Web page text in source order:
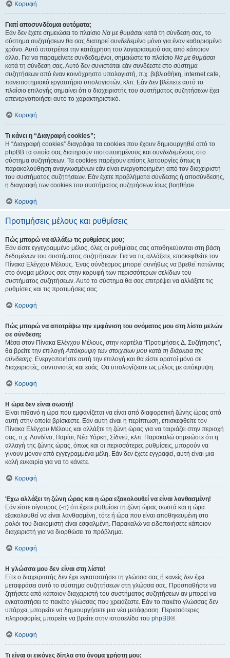
Κορυφή
Γιατί αποσυνδέομαι αυτόματα;
Εάν δεν έχετε σημειώσει το πλαίσιο Να με θυμάσαι κατά τη σύνδεση σας, το
σύστημα συζητήσεων θα σας διατηρεί συνδεδεμένο μόνο για έναν καθορισμένο
χρόνο. Αυτό αποτρέπει την κατάχρηση του λογαριασμού σας από κάποιον
άλλο. Για να παραμείνετε συνδεδεμένοι, σημειώστε το πλαίσιο Να με θυμάσαι
κατά τη σύνδεση σας. Αυτό δεν συνιστάται εάν συνδέεστε στο σύστημα
συζητήσεων από έναν κοινόχρηστο υπολογιστή, π.χ. βιβλιοθήκη, internet cafe,
πανεπιστημιακό εργαστήριο υπολογιστών, κλπ. Εάν δεν βλέπετε αυτό το
πλαίσιο επιλογής σημαίνει ότι ο διαχειριστής του συστήματος συζητήσεων έχει
απενεργοποιήσει αυτό το χαρακτηριστικό.
Κορυφή
Τι κάνει η “Διαγραφή cookies”;
Η “Διαγραφή cookies” διαγράφει τα cookies που έχουν δημιουργηθεί από το
phpBB τα οποία σας διατηρούν πιστοποιημένους και συνδεδεμένους στο
σύστημα συζητήσεων. Τα cookies παρέχουν επίσης λειτουργίες όπως η
παρακολούθηση αναγνωσμένων εάν είναι ενεργοποιημένη από τον διαχειριστή
του συστήματος συζητήσεων. Εάν έχετε προβλήματα σύνδεσης ή αποσύνδεσης,
η διαγραφή των cookies του συστήματος συζητήσεων ίσως βοηθήσει.
Κορυφή
Προτιμήσεις μέλους και ρυθμίσεις
Πώς μπορώ να αλλάξω τις ρυθμίσεις μου;
Εάν είστε εγγεγραμμένο μέλος, όλες οι ρυθμίσεις σας αποθηκεύονται στη βάση
δεδομένων του συστήματος συζητήσεων. Για να τις αλλάξετε, επισκεφθείτε τον
Πίνακα Ελέγχου Μέλους. Ένας σύνδεσμος μπορεί συνήθως να βρεθεί πατώντας
στο όνομα μέλους σας στην κορυφή των περισσότερων σελίδων του
συστήματος συζητήσεων. Αυτό το σύστημα θα σας επιτρέψει να αλλάξετε τις
ρυθμίσεις και τις προτιμήσεις σας.
Κορυφή
Πώς μπορώ να αποτρέψω την εμφάνιση του ονόματος μου στη λίστα μελών
σε σύνδεση;
Μέσα στον Πίνακα Ελέγχου Μέλους, στην καρτέλα “Προτιμήσεις Δ. Συζήτησης”,
θα βρείτε την επιλογήΑπόκρυψη των στοιχείων μου κατά τη διάρκεια της
σύνδεσης. Ενεργοποιήστε αυτή την επιλογή και θα είστε ορατοί μόνο σε
διαχειριστές, συντονιστές και εσάς. Θα υπολογίζεστε ως μέλος με απόκρυψη.
Κορυφή
Η ώρα δεν είναι σωστή!
Είναι πιθανό η ώρα που εμφανίζεται να είναι από διαφορετική ζώνης ώρας από
αυτή στην οποία βρίσκεστε. Εάν αυτή είναι η περίπτωση, επισκεφθείτε τον
Πίνακα Ελέγχου Μέλους και αλλάξτε τη ζώνη ώρας για να ταιριάζει στην περιοχή
σας, π.χ. Λονδίνο, Παρίσι, Νέα Υόρκη, Σίδνεϋ, κλπ. Παρακαλώ σημειώστε ότι η
αλλαγή της ζώνης ώρας, όπως και οι περισσότερες ρυθμίσεις, μπορούν να
γίνουν μόνον από εγγεγραμμένα μέλη. Εάν δεν έχετε εγγραφεί, αυτή είναι μια
καλή ευκαιρία για να το κάνετε.
Κορυφή
Έχω αλλάξει τη ζώνη ώρας και η ώρα εξακολουθεί να είναι λανθασμένη!
Εάν είστε σίγουρος (-η) ότι έχετε ρυθμίσει τη ζώνη ώρας σωστά και η ώρα
εξακολουθεί να είναι λανθασμένη, τότε ή ώρα που είναι αποθηκευμένη στο
ρολόι του διακομιστή είναι εσφαλμένη. Παρακαλώ να ειδοποιήσετε κάποιον
διαχειριστή για να διορθώσει το πρόβλημα.
Κορυφή
Η γλώσσα μου δεν είναι στη λίστα!
Είτε ο διαχειριστής δεν έχει εγκαταστήσει τη γλώσσα σας ή κανείς δεν έχει
μεταφράσει αυτό το σύστημα συζητήσεων στη γλώσσα σας. Προσπαθήστε να
ζητήσετε από κάποιον διαχειριστή του συστήματος συζητήσεων αν μπορεί να
εγκαταστήσει το πακέτο γλώσσας που χρειάζεστε. Εάν το πακέτο γλώσσας δεν
υπάρχει, μπορείτε να δημιουργήσετε μια νέα μετάφραση. Περισσότερες
πληροφορίες μπορείτε να βρείτε στην ιστοσελίδα του phpBB®.
Κορυφή
Τι είναι οι εικόνες δίπλα στο όνομα χρήστη μου;